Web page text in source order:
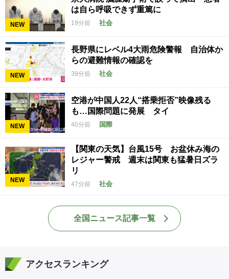
NEW
は自ら呼吸できず重篤に
19分前 社会
NEW
長野県にレベル4大雨危険警報 自治体か
らの避難情報の確認を
39分前 社会
NEW
空港が中国人22人“搭乗拒否”映像残る
も…国際問題に発展 タイ
40分前 国際
NEW
【関東の天気】台風15号 お盆休み海の
レジャー警戒 週末は関東も猛暑日ズラ
リ
47分前 社会
全国ニュース記事一覧
アクセスランキング